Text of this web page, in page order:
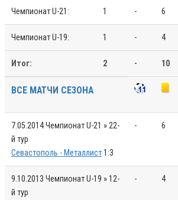
Чемпионат U-21: 1 - 6
Чемпионат U-19: 1 - 4
Итог: 2 - 10
ВСЕ МАТЧИ СЕЗОНА
7.05.2014Чемпионат U-21 » 22-
й тур
Севастополь - Металлист1:3
- 6
9.10.2013 Чемпионат U-19 » 12-
й тур
- 4